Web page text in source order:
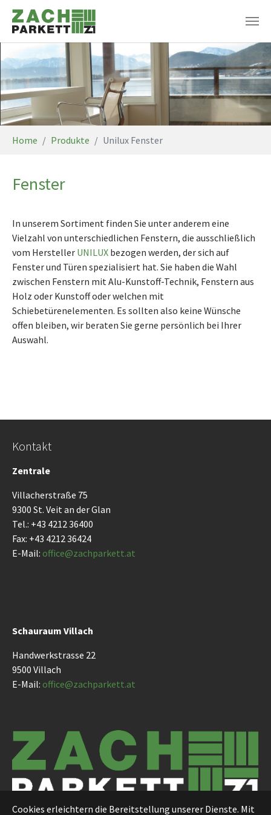
Cookies erleichtern die Bereitstellung unserer Dienste. Mit
Zum Hauptinhalt springen
Home Produkte Unilux Fenster
Fenster
In unserem Sortiment finden Sie unter anderem eine
Vielzahl von unterschiedlichen Fenstern, die ausschließlich
vom Hersteller UNILUX bezogen werden, der sich auf
Fenster und Türen spezialisiert hat. Sie haben die Wahl
zwischen Fenstern mit Alu-Kunstoff-Technik, Fenstern aus
Holz oder Kunstoff oder welchen mit
Schiebetürenelementen. Es sollten also keine Wünsche
offen bleiben, wir beraten Sie gerne persönlich bei Ihrer
Auswahl.
Kontakt
Zentrale
Villacherstraße 75
9300 St. Veit an der Glan
Tel.: +43 4212 36400
Fax: +43 4212 36424
E-Mail: office@zachparkett.at
Schauraum Villach
Handwerkstrasse 22
9500 Villach
E-Mail: office@zachparkett.at